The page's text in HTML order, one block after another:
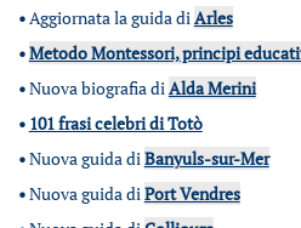
•Aggiornata la guida diArles
•Metodo Montessori, principi
•Nuova biografia diAlda Merini
• 101 frasi celebri di Totò
•Nuova guida diBanyuls-sur-Mer
•Nuova guida diPort Vendres